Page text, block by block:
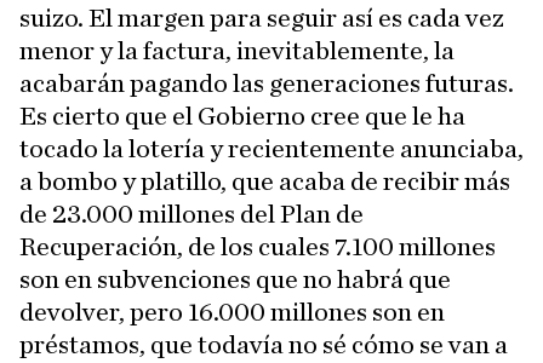
suizo. El margen para seguir así es cada vez
menor y la factura, inevitablemente, la
acabarán pagando las generaciones futuras.
Es cierto que el Gobierno cree que le ha
tocado la lotería y recientemente anunciaba,
a bombo y platillo, que acaba de recibir más
de 23.000 millones del Plan de
Recuperación, de los cuales 7.100 millones
son en subvenciones que no habrá que
devolver, pero 16.000 millones son en
préstamos, que todavía no sé cómo se van a